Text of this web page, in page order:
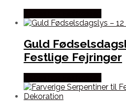
Guld
Festlige Fejringer